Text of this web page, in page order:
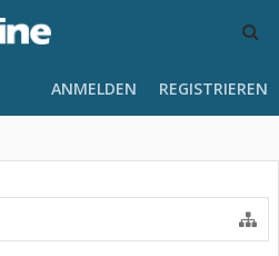
ANMELDEN REGISTRIEREN